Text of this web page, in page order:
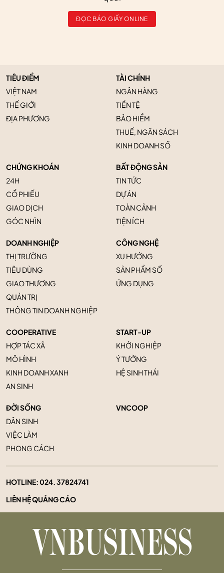
ĐỌC BÁO GIẤY ONLINE
TIÊU ĐIỂM
VIỆT NAM
THẾ GIỚI
ĐỊA PHƯƠNG
TÀI CHÍNH
NGÂN HÀNG
TIỀN TỆ
BẢO HIỂM
THUẾ, NGÂN SÁCH
KINH DOANH SỐ
CHỨNG KHOÁN
24H
CỔ PHIẾU
GIAO DỊCH
GÓC NHÌN
BẤT ĐỘNG SẢN
TIN TỨC
DỰ ÁN
TOÀN CẢNH
TIỆN ÍCH
DOANH NGHIỆP
THỊ TRƯỜNG
TIÊU DÙNG
GIAO THƯƠNG
QUẢN TRỊ
THÔNG TIN DOANH NGHIỆP
CÔNG NGHỆ
XU HƯỚNG
SẢN PHẨM SỐ
ỨNG DỤNG
COOPERATIVE
HỢP TÁC XÃ
MÔ HÌNH
KINH DOANH XANH
AN SINH
START-UP
KHỞI NGHIỆP
Ý TƯỞNG
HỆ SINH THÁI
ĐỜI SỐNG
DÂN SINH
VIỆC LÀM
PHONG CÁCH
VNCOOP
HOTLINE:024. 37824741
LIÊN HỆ QUẢNG CÁO